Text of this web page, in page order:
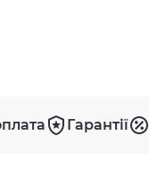
Гарантії